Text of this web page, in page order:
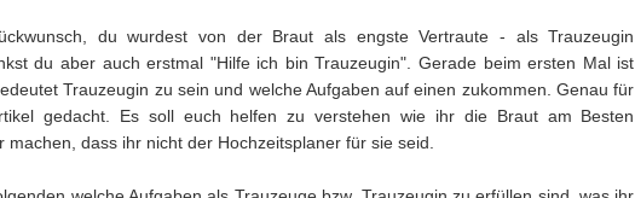
du wurdest von der Braut als engste Vertraute - als Trauzeugin
du aber auch erstmal "Hilfe ich bin Trauzeugin". Gerade beim ersten Mal ist
Trauzeugin zu sein und welche Aufgaben auf einen zukommen. Genau für
gedacht. Es soll euch helfen zu verstehen wie ihr die Braut am Besten
machen, dass ihr nicht der Hochzeitsplaner für sie seid.